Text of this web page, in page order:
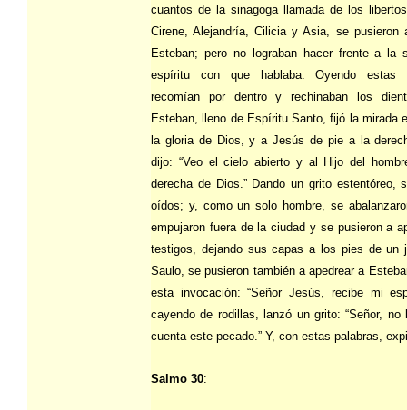
cuantos de la sinagoga llamada de los
Cirene, Alejandría, Cilicia y Asia, se pusieron
Esteban; pero no lograban hacer frente a la
espíritu con que hablaba. Oyendo estas
recomían por dentro y rechinaban los
Esteban, lleno de Espíritu Santo, fijó la mirada
la gloria de Dios, y a Jesús de pie a la
dijo: “Veo el cielo abierto y al Hijo del
derecha de Dios.” Dando un grito estentóreo,
oídos; y, como un solo hombre, se
empujaron fuera de la ciudad y se pusieron a
testigos, dejando sus capas a los pies de un
Saulo, se pusieron también a apedrear a
esta invocación: “Señor Jesús, recibe mi
cayendo de rodillas, lanzó un grito: “Señor, no
cuenta este pecado.” Y, con estas palabras,
Salmo 30: